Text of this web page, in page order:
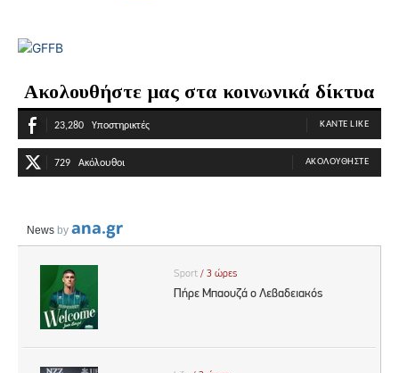
Ακολουθήστε μας στα κοινωνικά δίκτυα
23,280 Υποστηρικτές ΚΆΝΤΕ LIKE
729 Ακόλουθοι ΑΚΟΛΟΥΘΉΣΤΕ